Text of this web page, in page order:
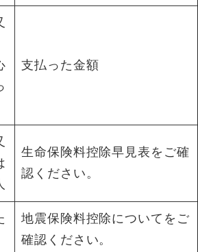
支払った金額
生命保険料控除早見表をご確
認ください。
地震保険料控除についてをご
確認ください。